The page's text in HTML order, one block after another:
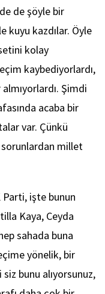
de şöyle bir
kuyu kazdılar. Öyle
kolay
kaybediyorlardı,
Şimdi
acaba bir
var. Çünkü
millet
Parti, işte bunun
Kaya, Ceyda
sahada buna
yönelik, bir
bunu alıyorsunuz,